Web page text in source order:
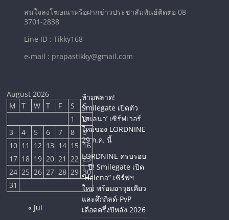
สนใจลงโฆษณาหรือฝากข่าวประชาสัมพันธ์ติดต่อ 08-
3701-2838
Line ID : Tikky168
e-mail : prapastikky@gmail.com
August 2026
M
T W T F S
S
1
2
3
4 5 6 7 8
9
10 11 12 13 14 15 16
17 18 19 20 21 22 23
24 25 26 27 28 29 30
31
« Jul
ห้ามพลาด!
Smilegate เปิดตัว
‘เฮเลนา’ เซิร์ฟเวอร์
ใหม่ของ LORDNINE
29 ก.ค. นี้
LORDNINE ครบรอบ
1 ปี! Smilegate เปิด
“Helena” เซิร์ฟฯ
ใหม่ พร้อมอาวุธเคียว
และศึกกิลด์-PvP
เดือดครึ่งปีหลัง 2026